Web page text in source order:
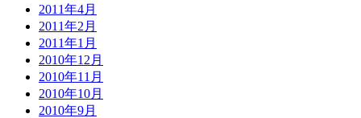
2011年4月
2011年2月
2011年1月
2010年12月
2010年11月
2010年10月
2010年9月